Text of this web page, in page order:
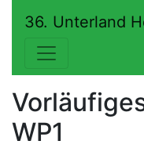
36. Unterland
WP1